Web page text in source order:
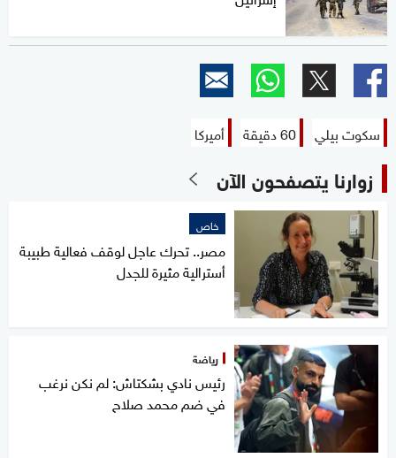
سكوت بيلي 60 دقيقة أميركا
زوارنا يتصفحون الآن
خاص
مصر.. تحرك عاجل لوقف فعالية طبيبة
أسترالية مثيرة للجدل
رياضة
رئيس نادي بشكتاش: لم نكن نرغب
في ضم محمد صلاح